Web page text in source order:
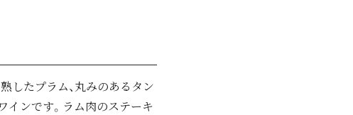
したプラム、丸みのあるタン
インです。ラム肉のステーキ